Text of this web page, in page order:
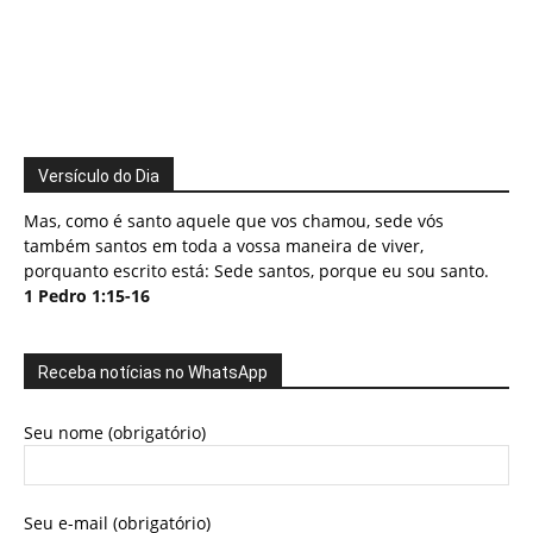
Versículo do Dia
Mas, como é santo aquele que vos chamou, sede vós
também santos em toda a vossa maneira de viver,
porquanto escrito está: Sede santos, porque eu sou santo.
1 Pedro 1:15-16
Receba notícias no WhatsApp
Seu nome (obrigatório)
Seu e-mail (obrigatório)